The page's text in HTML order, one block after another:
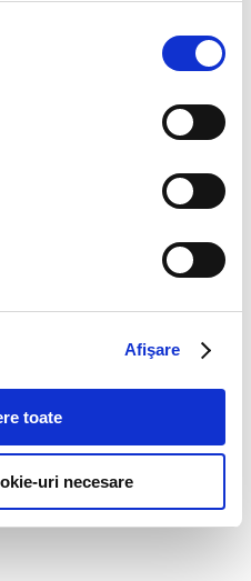
Afişare
toate
uri necesare
Productie
- productie publicitara